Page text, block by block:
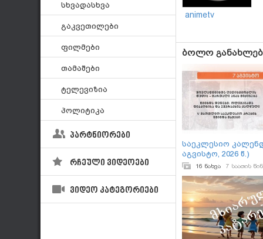
სხვადასხვა
გაკვეთილები
ფილმები
თამაშები
ტელევიზია
პოლიტიკა
პარტნიორები
რჩეული ვიდეოები
ვიდეო კატეგორიები
animetv
ბოლო
საეკლესიო
აგვისტო, 2026 წ.)
16 ნახვა 7 საათის წინ